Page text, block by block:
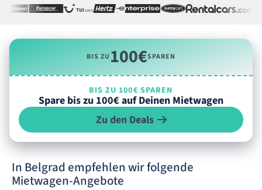
BIS ZU100€SPAREN
BIS ZU 100€ SPAREN
Spare bis zu 100€ auf Deinen Mietwagen
Zu den Deals
In Belgrad empfehlen wir folgende
Mietwagen-Angebote